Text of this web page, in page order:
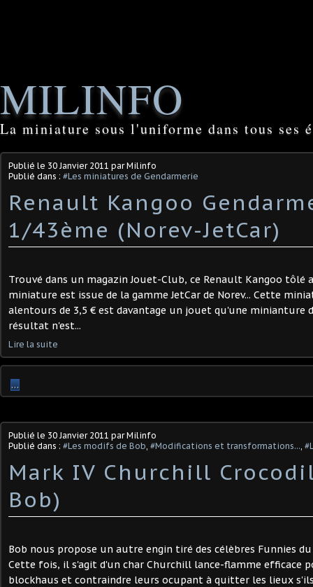
MILINFO
La miniature sous l'uniforme dans tous ses
Publié le 30 Janvier 2011 par Milinfo
Publié dans : #Les miniatures de Gendarmerie
Renault Kangoo
1/43ème (Norev-JetCar)
Trouvé dans un magazin Jouet-Club, ce Renault Kangoo tôlé
miniature est issue de la gamme JetCar de Norev... Cette
alentours de 3,5 € est davantage un jouet qu'une minianture
résultat n'est...
Lire la suite
…
Publié le 30 Janvier 2011 par Milinfo
Publié dans : #Les modifs de Bob, #Modifications et transformations...,
Mark IV Churchill
Bob)
Bob nous propose un autre engin tiré des célèbres Funnies
Cette fois, il s'agit d'un char Churchill lance-flamme efficace
blockhaus et contraindre leurs ocupant à quitter les lieux s'ils